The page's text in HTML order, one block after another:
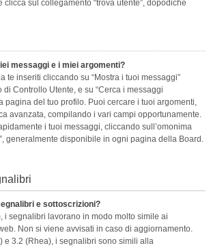
clicca sul collegamento “trova utente”, dopodiché
messaggi e i miei argomenti?
te inseriti cliccando su “Mostra i tuoi messaggi”
Controllo Utente, e su “Cerca i messaggi
pagina del tuo profilo. Puoi cercare i tuoi argomenti,
avanzata, compilando i vari campi opportunamente.
i tuoi messaggi, cliccando sull’omonima
generalmente disponibile in ogni pagina della Board.
e sottoscrizioni?
i segnalibri lavorano in modo molto simile ai
Non si viene avvisati in caso di aggiornamento.
e 3.2 (Rhea), i segnalibri sono simili alla